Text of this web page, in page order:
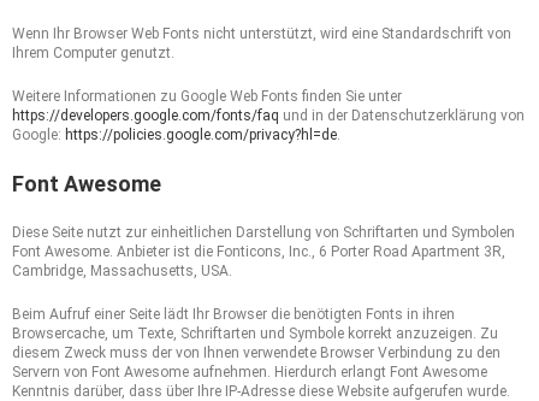
Wenn Ihr Browser Web Fonts nicht unterstützt, wird eine Standardschrift von
Ihrem Computer genutzt.
Weitere Informationen zu Google Web Fonts finden Sie unter
https://developers.google.com/fonts/faq und in der Datenschutzerklärung von
Google: https://policies.google.com/privacy?hl=de.
Font Awesome
Diese Seite nutzt zur einheitlichen Darstellung von Schriftarten und Symbolen
Font Awesome. Anbieter ist die Fonticons, Inc., 6 Porter Road Apartment 3R,
Cambridge, Massachusetts, USA.
Beim Aufruf einer Seite lädt Ihr Browser die benötigten Fonts in ihren
Browsercache, um Texte, Schriftarten und Symbole korrekt anzuzeigen. Zu
diesem Zweck muss der von Ihnen verwendete Browser Verbindung zu den
Servern von Font Awesome aufnehmen. Hierdurch erlangt Font Awesome
Kenntnis darüber, dass über Ihre IP-Adresse diese Website aufgerufen wurde.